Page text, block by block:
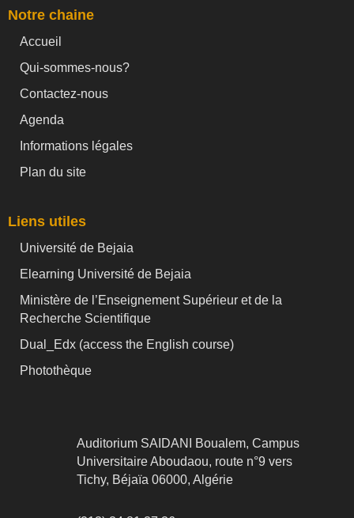
Notre chaine
Accueil
Qui-sommes-nous?
Contactez-nous
Agenda
Informations légales
Plan du site
Liens utiles
Université de Bejaia
Elearning Université de Bejaia
Ministère de l’Enseignement Supérieur et de la
Recherche Scientifique
Dual_Edx (access the English course)
Photothèque
Auditorium SAIDANI Boualem, Campus
Universitaire Aboudaou, route n°9 vers
Tichy, Béjaïa 06000, Algérie